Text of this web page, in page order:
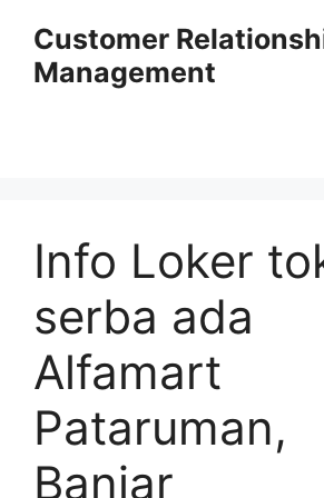
content
Customer
Management
Info Loker
serba ada
Alfamart
Pataruman,
Banjar